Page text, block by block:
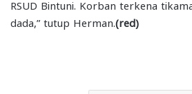
RSUD Bintuni. Korban terkena
dada,” tutup Herman. (red)